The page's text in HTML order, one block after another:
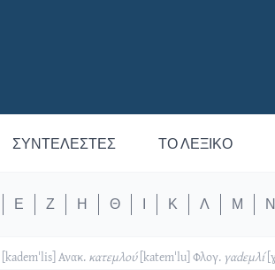
ΣΥΝΤΕΛΕΣΤΈΣ ΤΟ ΛΕΞΙΚΌ
Ε Ζ Η Θ Κ Λ Μ Ν
[kademˈlis] Ανακ. κατεμλού [katemˈlu] Φλογ. γαdεμλί